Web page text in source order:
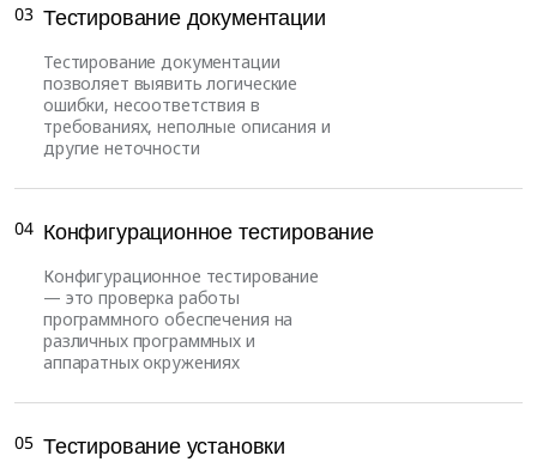
Тестирование документации
Тестирование документации
позволяет выявить логические
ошибки, несоответствия в
требованиях, неполные описания и
другие неточности
03
Конфигурационное тестирование
Конфигурационное тестирование
— это проверка работы
программного обеспечения на
различных программных и
аппаратных окружениях
04
Тестирование установки
05